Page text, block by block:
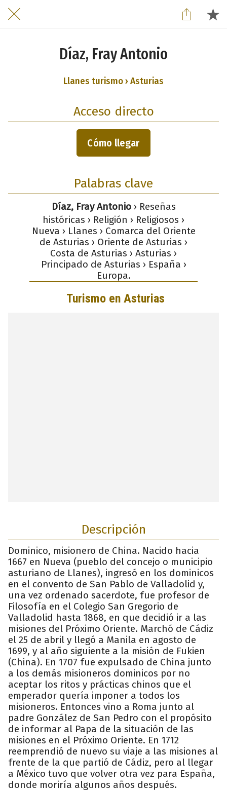
Díaz, Fray Antonio
Llanes turismo › Asturias
Acceso directo
Cómo llegar
Palabras clave
Díaz, Fray Antonio› Reseñas
históricas › Religión › Religiosos ›
Nueva › Llanes › Comarca del Oriente
de Asturias › Oriente de Asturias ›
Costa de Asturias › Asturias ›
Principado de Asturias › España ›
Europa.
Descripción
Dominico, misionero de China. Nacido hacia
1667 en Nueva (pueblo del concejo o municipio
asturiano de Llanes), ingresó en los dominicos
en el convento de San Pablo de Valladolid y,
una vez ordenado sacerdote, fue profesor de
Filosofía en el Colegio San Gregorio de
Valladolid hasta 1868, en que decidió ir a las
misiones del Próximo Oriente. Marchó de Cádiz
el 25 de abril y llegó a Manila en agosto de
1699, y al año siguiente a la misión de Fukien
(China). En 1707 fue expulsado de China junto
a los demás misioneros dominicos por no
aceptar los ritos y prácticas chinos que el
emperador quería imponer a todos los
misioneros. Entonces vino a Roma junto al
padre González de San Pedro con el propósito
de informar al Papa de la situación de las
misiones en el Próximo Oriente. En 1712
reemprendió de nuevo su viaje a las misiones al
frente de la que partió de Cádiz, pero al llegar
a México tuvo que volver otra vez para España,
donde moriría algunos años después.